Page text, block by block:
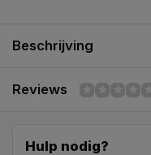
Beschrijving
Reviews
Hulp nodig?